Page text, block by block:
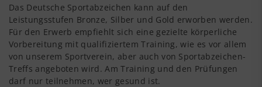
Das Deutsche Sportabzeichen kann auf den
Leistungsstufen Bronze, Silber und Gold erworben werden.
Für den Erwerb empfiehlt sich eine gezielte körperliche
Vorbereitung mit qualifiziertem Training, wie es vor allem
von unserem Sportverein, aber auch von Sportabzeichen-
Treffs angeboten wird. Am Training und den Prüfungen
darf nur teilnehmen, wer gesund ist.